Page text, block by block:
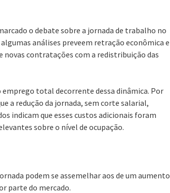
o debate sobre a jornada de trabalho no
análises preveem retração econômica e
novas contratações com a redistribuição das
total decorrente dessa dinâmica. Por
a redução da jornada, sem corte salarial,
indicam que esses custos adicionais foram
sobre o nível de ocupação.
podem se assemelhar aos de um aumento
parte do mercado.